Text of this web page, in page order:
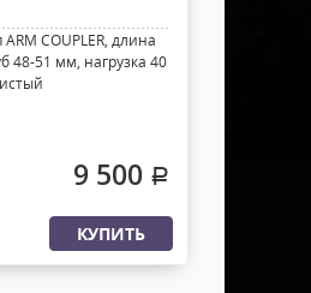
COUPLER, длина
48-51 мм, нагрузка 40
9 500 .
КУПИТЬ